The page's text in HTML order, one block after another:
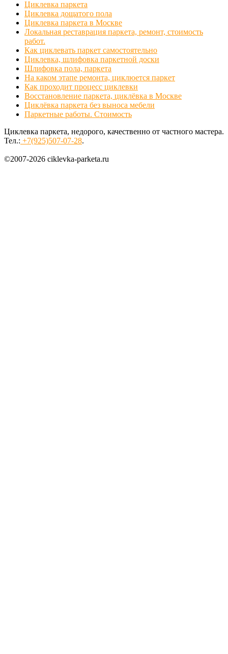
Циклевка паркета
Циклевка дощатого пола
Циклевка паркета в Москве
Локальная реставрация паркета, ремонт, стоимость
работ.
Как циклевать паркет самостоятельно
Циклевка, шлифовка паркетной доски
Шлифовка пола, паркета
На каком этапе ремонта, циклюется паркет
Как проходит процесс циклевки
Восстановление паркета, циклёвка в Москве
Циклёвка паркета без выноса мебели
Паркетные работы. Стоимость
Циклевка паркета, недорого, качественно от частного мастера.
Тел.: +7(925)507-07-28.
©2007-2026 ciklevka-parketa.ru